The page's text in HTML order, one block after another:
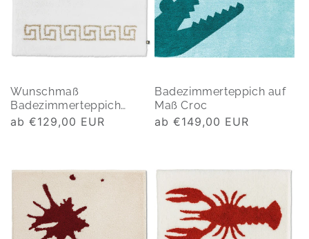
Wunschmaß
Badezimmerteppich
Mono Mäander
Normaler
ab €129,00 EUR
Badezimmerteppich auf
Maß Croc
Normaler
ab €149,00 EUR